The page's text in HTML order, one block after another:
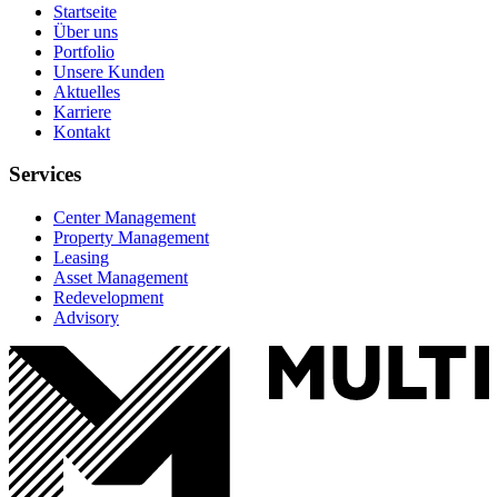
Startseite
Über uns
Portfolio
Unsere Kunden
Aktuelles
Karriere
Kontakt
Services
Center Management
Property Management
Leasing
Asset Management
Redevelopment
Advisory